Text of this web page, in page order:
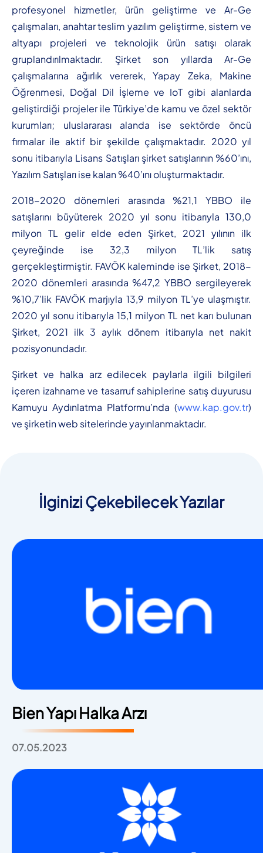
profesyonel hizmetler, ürün geliştirme ve Ar-Ge
çalışmaları, anahtar teslim yazılım geliştirme, sistem ve
altyapı projeleri ve teknolojik ürün satışı olarak
gruplandırılmaktadır. Şirket son yıllarda Ar-Ge
çalışmalarına ağırlık vererek, Yapay Zeka, Makine
Öğrenmesi, Doğal Dil İşleme ve IoT gibi alanlarda
geliştirdiği projeler ile Türkiye’de kamu ve özel sektör
kurumları; uluslararası alanda ise sektörde öncü
firmalar ile aktif bir şekilde çalışmaktadır. 2020 yıl
sonu itibarıyla Lisans Satışları şirket satışlarının %60’ını,
Yazılım Satışları ise kalan %40’ını oluşturmaktadır.
2018-2020 dönemleri arasında %21,1 YBBO ile
satışlarını büyüterek 2020 yıl sonu itibarıyla 130,0
milyon TL gelir elde eden Şirket, 2021 yılının ilk
çeyreğinde ise 32,3 milyon TL’lik satış
gerçekleştirmiştir. FAVÖK kaleminde ise Şirket, 2018-
2020 dönemleri arasında %47,2 YBBO sergileyerek
%10,7’lik FAVÖK marjıyla 13,9 milyon TL’ye ulaşmıştır.
2020 yıl sonu itibarıyla 15,1 milyon TL net karı bulunan
Şirket, 2021 ilk 3 aylık dönem itibarıyla net nakit
pozisyonundadır.
Şirket ve halka arz edilecek paylarla ilgili bilgileri
içeren izahname ve tasarruf sahiplerine satış duyurusu
Kamuyu Aydınlatma Platformu’nda (www.kap.gov.tr)
ve şirketin web sitelerinde yayınlanmaktadır.
İlginizi Çekebilecek Yazılar
Bien Yapı Halka Arzı
07.05.2023